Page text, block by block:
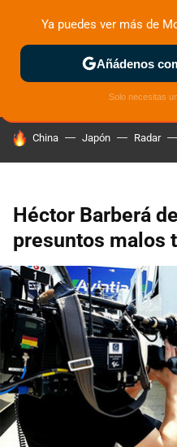
ZONA DE PRUEBAS
HOY SE HABLA DE
China Japón Radar
Héctor Barberá
presuntos malos
Ya puedes ver más de
Añádenos
Solo necesitas